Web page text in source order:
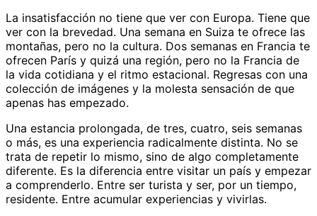
La insatisfacción no tiene que ver con Europa. Tiene que
ver con la brevedad. Una semana en Suiza te ofrece las
montañas, pero no la cultura. Dos semanas en Francia te
ofrecen París y quizá una región, pero no la Francia de
la vida cotidiana y el ritmo estacional. Regresas con una
colección de imágenes y la molesta sensación de que
apenas has empezado.
Una estancia prolongada, de tres, cuatro, seis semanas
o más, es una experiencia radicalmente distinta. No se
trata de repetir lo mismo, sino de algo completamente
diferente. Es la diferencia entre visitar un país y empezar
a comprenderlo. Entre ser turista y ser, por un tiempo,
residente. Entre acumular experiencias y vivirlas.